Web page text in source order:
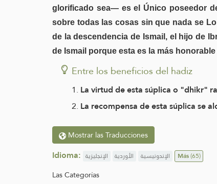
glorificado sea— es el Único poseedor
sobre todas las cosas sin que nada se
de la descendencia de Ismail, el hijo de
de Ismail porque esta es la más
Entre los beneficios del hadiz
La virtud de esta súplica o "dhikr"
La recompensa de esta súplica se
Mostrar las Traducciones
Idioma: الإنجليزية الأوردية الإندونيسية Más(65)
Las Categorías